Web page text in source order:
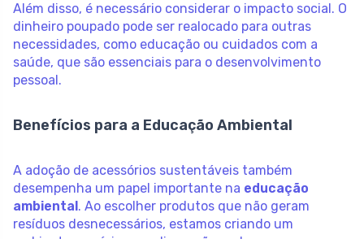
Além disso, é necessário considerar o impacto social. O
dinheiro poupado pode ser realocado para outras
necessidades, como educação ou cuidados com a
saúde, que são essenciais para o desenvolvimento
pessoal.
Benefícios para a Educação Ambiental
A adoção de acessórios sustentáveis também
desempenha um papel importante na educação
ambiental . Ao escolher produtos que não geram
resíduos desnecessários, estamos criando um